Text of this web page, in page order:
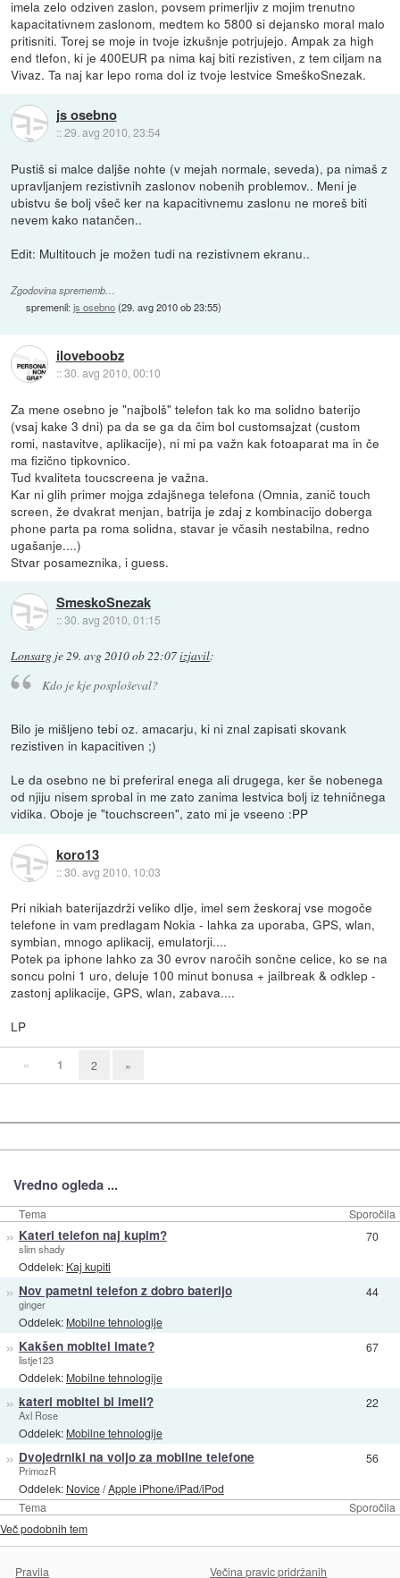
imela zelo odziven zaslon, povsem primerljiv z mojim trenutno
kapacitativnem zaslonom, medtem ko 5800 si dejansko moral malo
pritisniti. Torej se moje in tvoje izkušnje potrjujejo. Ampak za high
end tlefon, ki je 400EUR pa nima kaj biti rezistiven, z tem ciljam na
Vivaz. Ta naj kar lepo roma dol iz tvoje lestvice SmeškoSnezak.
js osebno
::29. avg 2010, 23:54
Pustiš si malce daljše nohte (v mejah normale, seveda), pa nimaš z
upravljanjem rezistivnih zaslonov nobenih problemov.. Meni je
ubistvu še bolj všeč ker na kapacitivnemu zaslonu ne moreš biti
nevem kako natančen..
Edit: Multitouch je možen tudi na rezistivnem ekranu..
Zgodovina sprememb…
spremenil:js osebno(29. avg 2010 ob 23:55)
iloveboobz
::30. avg 2010, 00:10
Za mene osebno je "najbolš" telefon tak ko ma solidno baterijo
(vsaj kake 3 dni) pa da se ga da čim bol customsajzat (custom
romi, nastavitve, aplikacije), ni mi pa važn kak fotoaparat ma in če
ma fizično tipkovnico.
Tud kvaliteta toucscreena je važna.
Kar ni glih primer mojga zdajšnega telefona (Omnia, zanič touch
screen, že dvakrat menjan, batrija je zdaj z kombinacijo doberga
phone parta pa roma solidna, stavar je včasih nestabilna, redno
ugašanje....)
Stvar posameznika, i guess.
SmeskoSnezak
::30. avg 2010, 01:15
Lonsarg je29. avg 2010 ob 22:07izjavil:
Kdo je kje posploševal?
Bilo je mišljeno tebi oz. amacarju, ki ni znal zapisati skovank
rezistiven in kapacitiven ;)
Le da osebno ne bi preferiral enega ali drugega, ker še nobenega
od njiju nisem sprobal in me zato zanima lestvica bolj iz tehničnega
vidika. Oboje je "touchscreen", zato mi je vseeno :PP
koro13
::30. avg 2010, 10:03
Pri nikiah baterijazdrži veliko dlje, imel sem žeskoraj vse mogoče
telefone in vam predlagam Nokia - lahka za uporaba, GPS, wlan,
symbian, mnogo aplikacij, emulatorji....
Potek pa iphone lahko za 30 evrov naročih sončne celice, ko se na
soncu polni 1 uro, deluje 100 minut bonusa + jailbreak & odklep -
zastonj aplikacije, GPS, wlan, zabava....
LP
« 1 2 »
Vredno ogleda ...
Tema Sporočila
Tema Sporočila
» Kateri telefon naj kupim?
slim shady
Oddelek: Kaj kupiti
70
» Nov pametni telefon z dobro baterijo
ginger
Oddelek: Mobilne tehnologije
44
» Kakšen mobitel imate?
listje123
Oddelek: Mobilne tehnologije
67
» kateri mobitel bi imeli?
Axl Rose
Oddelek: Mobilne tehnologije
22
» Dvojedrniki na voljo za mobilne telefone
PrimozR
Oddelek: Novice/Apple iPhone/iPad/iPod
56
Več podobnih tem
Pravila Večina pravic pridržanih